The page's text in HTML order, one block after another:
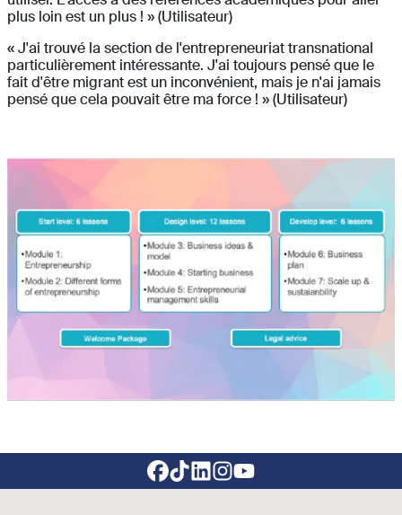
plus loin est un plus ! » (Utilisateur)
« J'ai trouvé la section de l'entrepreneuriat transnational
particulièrement intéressante. J'ai toujours pensé que le
fait d'être migrant est un inconvénient, mais je n'ai jamais
pensé que cela pouvait être ma force ! » (Utilisateur)
Footer social links